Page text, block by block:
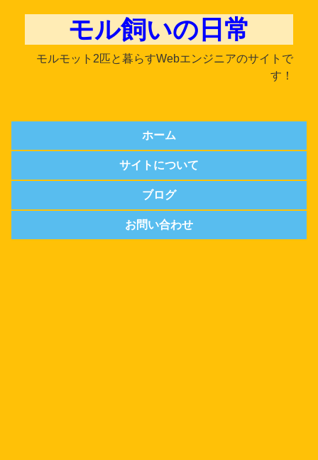
モル飼いの日常
モルモット2匹と暮らすWebエンジニアのサイトで
す！
ホーム
サイトについて
ブログ
お問い合わせ